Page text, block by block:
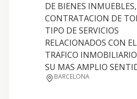
DE BIENES INMUEBLES,
CONTRATACION DE
TIPO DE SERVICIOS
RELACIONADOS CON
TRAFICO
SU MAS AMPLIO
BARCELONA